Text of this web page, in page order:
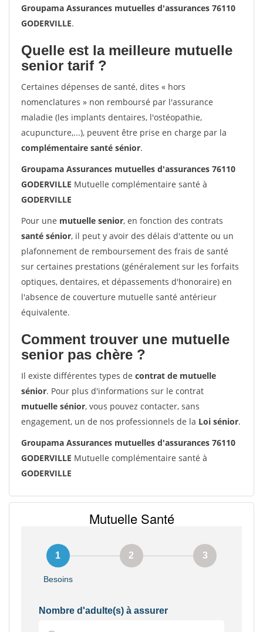
Groupama Assurances mutuelles d'assurances 76110
GODERVILLE.
Quelle est la meilleure mutuelle
senior tarif ?
Certaines dépenses de santé, dites « hors
nomenclatures » non remboursé par l'assurance
maladie (les implants dentaires, l'ostéopathie,
acupuncture,...), peuvent être prise en charge par la
complémentaire santé sénior.
Groupama Assurances mutuelles d'assurances 76110
GODERVILLE Mutuelle complémentaire santé à
GODERVILLE
Pour une mutuelle senior, en fonction des contrats
santé sénior, il peut y avoir des délais d'attente ou un
plafonnement de remboursement des frais de santé
sur certaines prestations (généralement sur les forfaits
optiques, dentaires, et dépassements d'honoraire) en
l'absence de couverture mutuelle santé antérieur
équivalente.
Comment trouver une mutuelle
senior pas chère ?
Il existe différentes types de contrat de mutuelle
sénior. Pour plus d'informations sur le contrat
mutuelle sénior, vous pouvez contacter, sans
engagement, un de nos professionnels de la Loi sénior.
Groupama Assurances mutuelles d'assurances 76110
GODERVILLE Mutuelle complémentaire santé à
GODERVILLE